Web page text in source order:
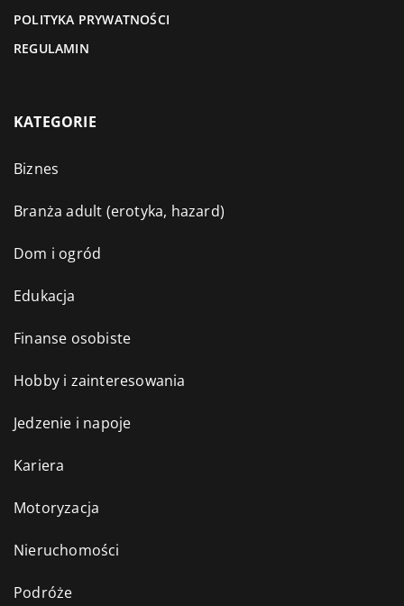
POLITYKA PRYWATNOŚCI
REGULAMIN
KATEGORIE
Biznes
Branża adult (erotyka, hazard)
Dom i ogród
Edukacja
Finanse osobiste
Hobby i zainteresowania
Jedzenie i napoje
Kariera
Motoryzacja
Nieruchomości
Podróże